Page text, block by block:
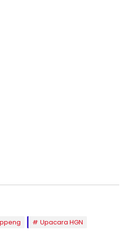
Upacara HGN